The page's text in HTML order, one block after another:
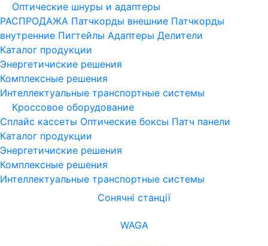
Оптические шнуры и адаптеры
РАСПРОДАЖА Патчкорды внешние Патчкорды
внутренние Пигтейлы Адаптеры Делители
Каталог продукции
Энергетичиские решения
Комплексные решения
Интеллектуальные транспортные системы
Кроссовое оборудование
Сплайс кассеты Оптические боксы Патч панели
Каталог продукции
Энергетичиские решения
Комплексные решения
Интеллектуальные транспортные системы
Сонячні станції
WAGA